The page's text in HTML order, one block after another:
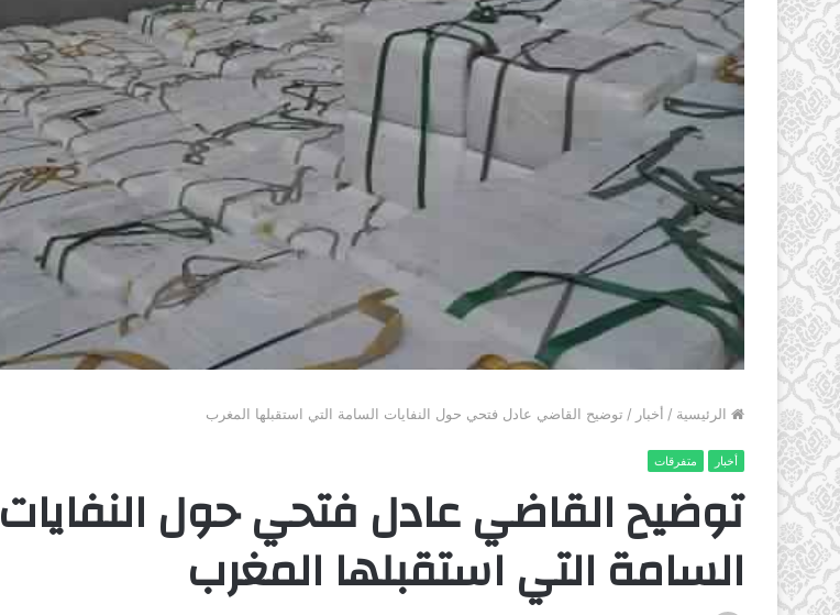
الرئيسية / أخبار / توضيح القاضي عادل فتحي حول النفايات السامة التي استقبلها المغرب
أخبار متفرقات
توضيح القاضي عادل فتحي حول النفايات
السامة التي استقبلها المغرب